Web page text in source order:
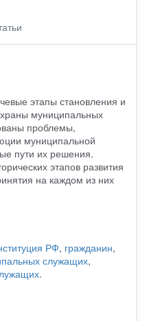
этапы становления и
муниципальных
проблемы,
муниципальной
пути их решения.
этапов развития
на каждом из них
РФ, гражданин,
служащих,
.